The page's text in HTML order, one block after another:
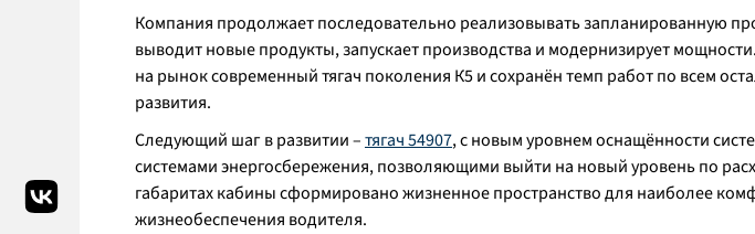
Компания продолжает последовательно реализовывать запланированную
выводит новые продукты, запускает производства и модернизирует
на рынок современный тягач поколения К5 и сохранён темп работ по всем
развития.
Следующий шаг в развитии –тягач 54907, с новым уровнем оснащённости
системами энергосбережения, позволяющими выйти на новый уровень по
габаритах кабины сформировано жизненное пространство для наиболее
жизнеобеспечения водителя.